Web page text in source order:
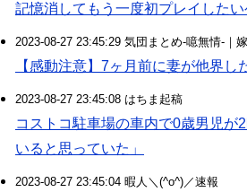
記憶消してもう一度初プレイしたい
2023-08-27 23:45:29 気団まとめ-噫無情-｜
【感動注意】7ヶ月前に妻が他界し
2023-08-27 23:45:08 はちま起稿
コストコ駐車場の車内で0歳男児が
いると思っていた」
2023-08-27 23:45:04 暇人＼(^o^)／速報